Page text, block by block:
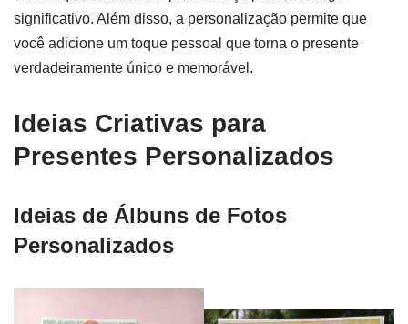
significativo. Além disso, a personalização permite que
você adicione um toque pessoal que torna o presente
verdadeiramente único e memorável.
Ideias Criativas para
Presentes Personalizados
Ideias de Álbuns de Fotos
Personalizados